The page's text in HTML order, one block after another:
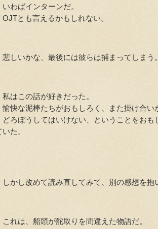
わばインターンだ。
とも言えるかもしれない。
しいかな、最後には彼らは捕まってしまう。
はこの話が好きだった。
快な泥棒たちがおもしろく、また掛け合い
ろぼうしてはいけない、ということをおも
いた。
かし改めて読み直してみて、別の感想を抱
れは、船頭が舵取りを間違えた物語だ。